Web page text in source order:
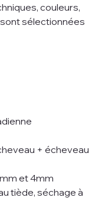
couleurs,
sélectionnées
+ écheveau
et 4mm
tiède, séchage à